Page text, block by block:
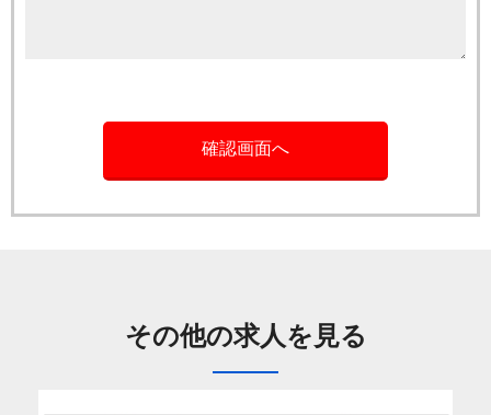
その他の求人を見る